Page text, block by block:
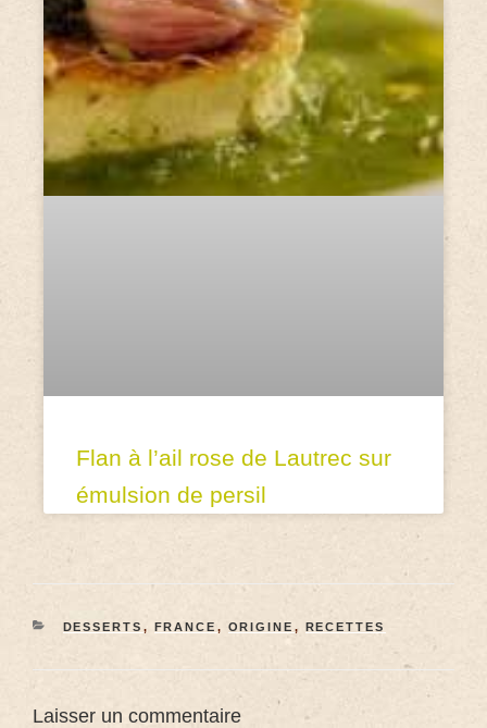
Flan à l’ail rose de Lautrec sur
émulsion de persil
DESSERTS , FRANCE , ORIGINE , RECETTES
Laisser un commentaire